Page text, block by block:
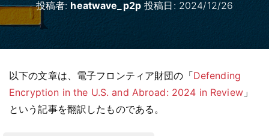
投稿者: heatwave_p2p 投稿日: 2024/12/26
以下の文章は、電子フロンティア財団の「Defending
Encryption in the U.S. and Abroad: 2024 in Review」
という記事を翻訳したものである。